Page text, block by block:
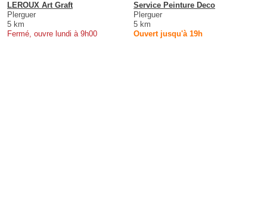
LEROUX Art Graft
Plerguer
5 km
Fermé, ouvre lundi à 9h00
Service Peinture Deco
Plerguer
5 km
Ouvert jusqu'à 19h